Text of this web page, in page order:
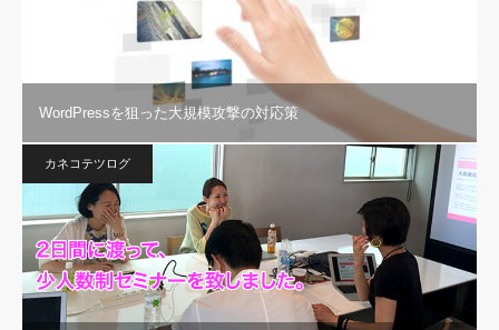
WordPressを狙った大規模攻撃の対応策
カネコテツログ